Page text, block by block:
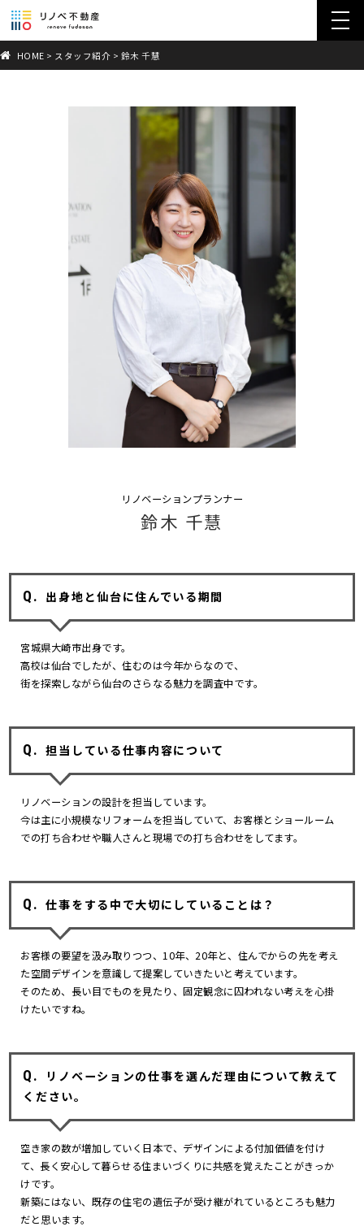
HOME > スタッフ紹介 > 鈴木 千慧
リノベーションプランナー
鈴木 千慧
出身地と仙台に住んでいる期間
宮城県大崎市出身です。
高校は仙台でしたが、住むのは今年からなので、
街を探索しながら仙台のさらなる魅力を調査中です。
担当している仕事内容について
リノベーションの設計を担当しています。
今は主に小規模なリフォームを担当していて、お客様とショールーム
での打ち合わせや職人さんと現場での打ち合わせをしてます。
仕事をする中で大切にしていることは？
お客様の要望を汲み取りつつ、10年、20年と、住んでからの先を考え
た空間デザインを意識して提案していきたいと考えています。
そのため、長い目でものを見たり、固定観念に囚われない考えを心掛
けたいですね。
リノベーションの仕事を選んだ理由について教えて
ください。
空き家の数が増加していく日本で、デザインによる付加価値を付け
て、長く安心して暮らせる住まいづくりに共感を覚えたことがきっか
けです。
新築にはない、既存の住宅の遺伝子が受け継がれているところも魅力
だと思います。